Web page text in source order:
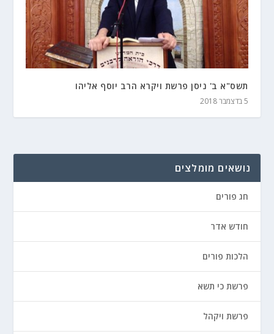
תשס"א ב' ניסן פרשת ויקרא הרב יוסף אליהו
5 בדצמבר 2018
נושאים מומלצים
חג פורים
חודש אדר
הלכות פורים
פרשת כי תשא
פרשת ויקהל